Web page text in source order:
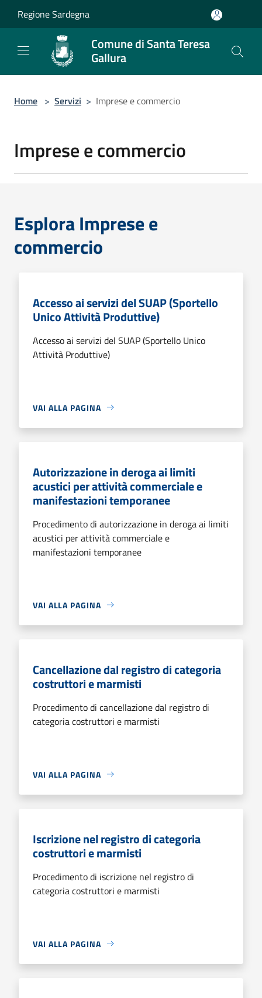
Regione Sardegna
Comune di Santa Teresa
Gallura
Home > Servizi > Imprese e commercio
Imprese e commercio
Esplora Imprese e
commercio
Accesso ai servizi del SUAP (Sportello
Unico Attività Produttive)
Accesso ai servizi del SUAP (Sportello Unico
Attività Produttive)
VAI ALLA PAGINA
Autorizzazione in deroga ai limiti
acustici per attività commerciale e
manifestazioni temporanee
Procedimento di autorizzazione in deroga ai limiti
acustici per attività commerciale e
manifestazioni temporanee
VAI ALLA PAGINA
Cancellazione dal registro di categoria
costruttori e marmisti
Procedimento di cancellazione dal registro di
categoria costruttori e marmisti
VAI ALLA PAGINA
Iscrizione nel registro di categoria
costruttori e marmisti
Procedimento di iscrizione nel registro di
categoria costruttori e marmisti
VAI ALLA PAGINA